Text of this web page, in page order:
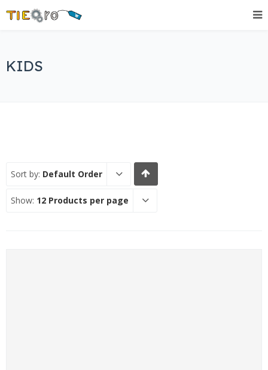
KIDS
Sort by: Default Order
Show: 12 Products per page